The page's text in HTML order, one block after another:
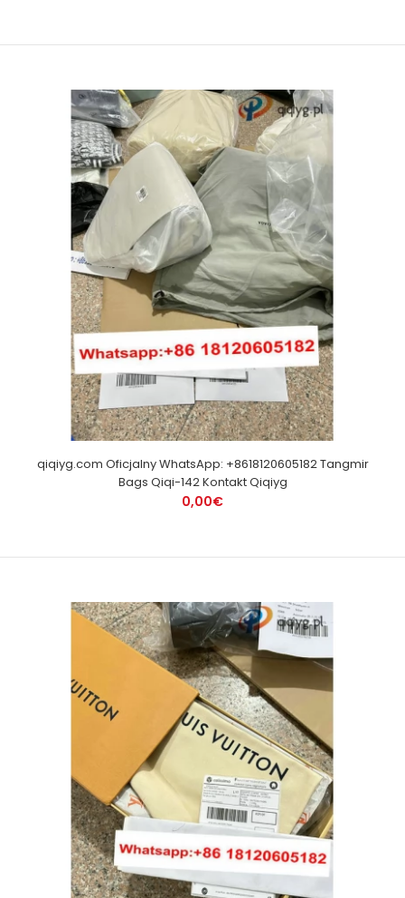
qiqiyg.com Oficjalny WhatsApp: +8618120605182 Tangmir
Bags Qiqi-142 Kontakt Qiqiyg
0,00€